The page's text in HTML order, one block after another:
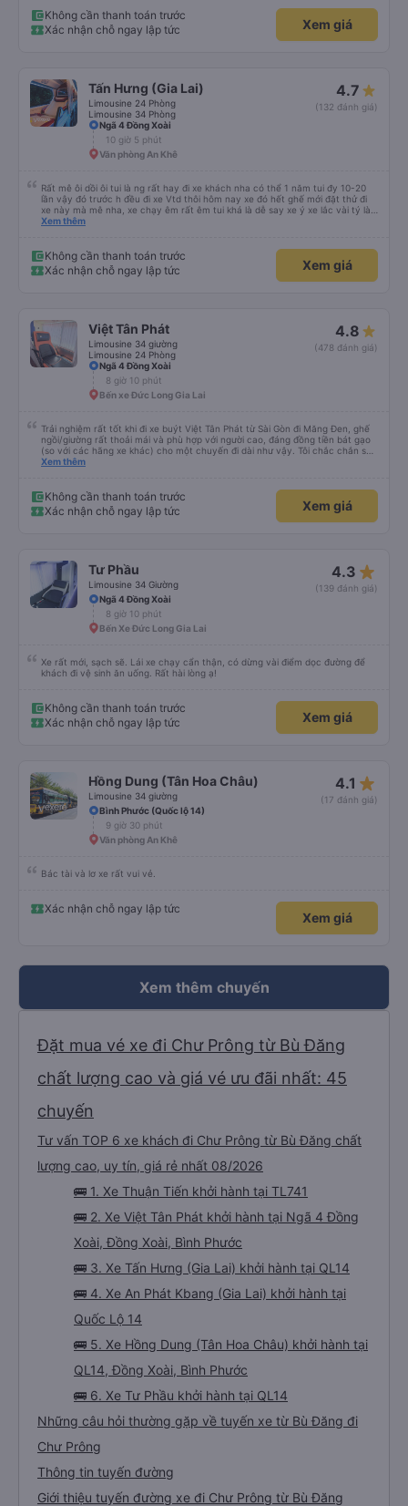
nhìn chug khá ổn, có dừng lại để đi vệ sinh.
Không cần thanh toán trước
Xác nhận chỗ ngay lập tức
Xem giá
Tấn Hưng (Gia Lai)
Limousine 24 Phòng
Limousine 34 Phòng
4.7
(132 đánh giá)
Ngã 4 Đồng Xoài
10 giờ 5 phút
Văn phòng An Khê
Rất mê ôi dồi ôi tui là ng rất hay đi xe khách nha có thể 1 năm tui đy 10-20
lần vậy đó trước h đều đi xe Vtd thôi hôm nay xe đó hết ghế mới đặt thử đi
xe này mà mê nha, xe chạy êm rất êm tui khá là dễ say xe ý xe lắc vài tý là
tui say liền à mà đi xe này tui ngồi các kiểu thậm chí gần nữa đoạn đg tui
má ko hôi ko ngứa đắp yên tâm lắm tr có mấy xe chăn mỏng điều hòa lạnh
đắp vào 1 lúc vừa hôi vừa ngứa hổng dám đắp, mấy trạm dừng chân đi WC
có nước nha, huhu nhiều chỗ tui đi mấy xe khác ko có nc thậm chí giấy cũng
say nhưng giường bé, vé ăn nhích hơn so vs những xe khác, phục vụ vé ko
tốt nhưng tui chuyên gia đặt vé on nên nói chung tuỵt zời sau này sẽ là
khách quen 😍😍
Xem thêm
Không cần thanh toán trước
Xác nhận chỗ ngay lập tức
Xem giá
Việt Tân Phát
Limousine 34 giường
Limousine 24 Phòng
4.8
(478 đánh giá)
Ngã 4 Đồng Xoài
8 giờ 10 phút
Bến xe Đức Long Gia Lai
Trải nghiệm rất tốt khi đi xe buýt Việt Tân Phát từ Sài Gòn đi Măng Đen, ghế
ngồi/giường rất thoải mái và phù hợp với người cao, đáng đồng tiền bát gạo
(so với các hãng xe khác) cho một chuyến đi dài như vậy. Tôi chắc chắn sẽ
sử dụng lại sau.
Xem thêm
Không cần thanh toán trước
Xác nhận chỗ ngay lập tức
Xem giá
Tư Phầu
Limousine 34 Giường
4.3 star_rate
(139 đánh giá)
Ngã 4 Đồng Xoài
8 giờ 10 phút
Bến Xe Đức Long Gia Lai
Xe rất mới, sạch sẽ. Lái xe chạy cẩn thận, có dừng vài điểm dọc đường để
khách đi vệ sinh ăn uống. Rất hài lòng ạ!
Không cần thanh toán trước
Xác nhận chỗ ngay lập tức
Xem giá
Hồng Dung (Tân Hoa Châu)
Limousine 34 giường
4.1 star_rate
(17 đánh giá)
Bình Phước (Quốc lộ 14)
9 giờ 30 phút
Văn phòng An Khê
Bác tài và lơ xe rất vui vẻ.
Xác nhận chỗ ngay lập tức
Xem giá
Xem thêm chuyến
Đặt mua vé xe đi Chư Prông từ Bù Đăng
chất lượng cao và giá vé ưu đãi nhất: 45
chuyến
Tư vấn TOP 6 xe khách đi Chư Prông từ Bù Đăng chất
lượng cao, uy tín, giá rẻ nhất 08/2026
🚌 1. Xe Thuận Tiến khởi hành tại TL741
🚌 2. Xe Việt Tân Phát khởi hành tại Ngã 4 Đồng
Xoài, Đồng Xoài, Bình Phước
🚌 3. Xe Tấn Hưng (Gia Lai) khởi hành tại QL14
🚌 4. Xe An Phát Kbang (Gia Lai) khởi hành tại
Quốc Lộ 14
🚌 5. Xe Hồng Dung (Tân Hoa Châu) khởi hành tại
QL14, Đồng Xoài, Bình Phước
🚌 6. Xe Tư Phầu khởi hành tại QL14
Những câu hỏi thường gặp về tuyến xe từ Bù Đăng đi
Chư Prông
Thông tin tuyến đường
Giới thiệu tuyến đường xe đi Chư Prông từ Bù Đăng